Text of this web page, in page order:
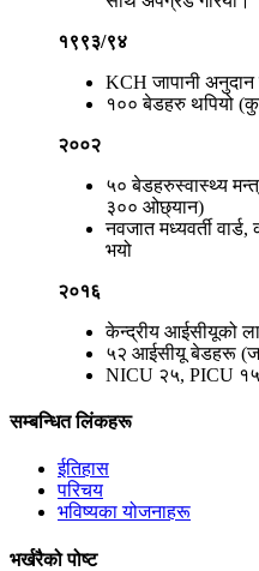
१९९३/९४
KCH जापानी अनुदान
१०० बेडहरु थपियो
२००२
५० बेडहरुस्वास्थ्य
३०० ओछ्यान)
नवजात मध्यवर्ती
भयो
२०१६
केन्द्रीय आईसीयूको
५२ आईसीयू बेडहरू
NICU २५, PICU
सम्बन्धित लिंकहरू
ईतिहास
परिचय
भविष्यका योजनाहरू
भर्खरैको पोष्ट